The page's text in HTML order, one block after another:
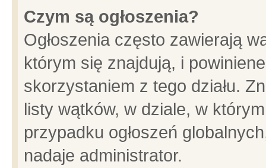
Czym są ogłoszenia?
Ogłoszenia często zawierają
którym się znajdują, i
skorzystaniem z tego działu.
listy wątków, w dziale, w
przypadku ogłoszeń
nadaje administrator.